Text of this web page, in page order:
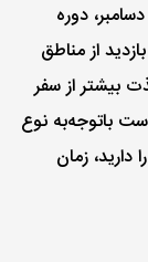
دوره
از مناطق
بیشتر از سفر
است با‌توجه‌به نوع
زمان